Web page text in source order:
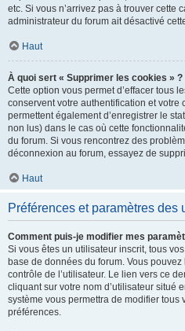
etc. Si vous n’arrivez pas à trouver cette
administrateur du forum ait désactivé
Haut
À quoi sert « Supprimer les cookies » ?
Cette option vous permet d’effacer tous
conservent votre authentification et votre
permettent également d’enregistrer le
non lus) dans le cas où cette
du forum. Si vous rencontrez des
déconnexion au forum, essayez de
Haut
Préférences et paramètres des
Comment puis-je modifier mes
Si vous êtes un utilisateur inscrit, tous
base de données du forum. Vous
contrôle de l’utilisateur. Le lien vers ce
cliquant sur votre nom d’utilisateur situé
système vous permettra de modifier tous
préférences.